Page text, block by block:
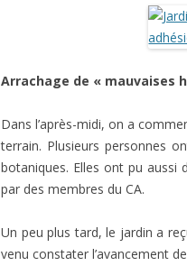
Arrachage de « mauvaises
Dans l’après-midi, on a
terrain. Plusieurs personnes
botaniques. Elles ont pu aussi
par des membres du CA.
Un peu plus tard, le jardin a
venu constater l’avancement